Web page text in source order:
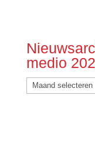
medio
Nieuwsarchief
van